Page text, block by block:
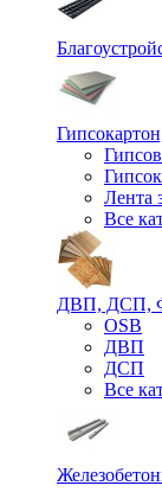
Лента
Все
ДВП, ДСП,
OSB
ДВП
ДСП
Все